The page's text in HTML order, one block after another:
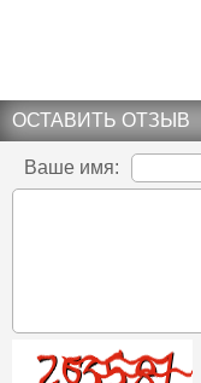
ОСТАВИТЬ ОТЗЫВ
Ваше имя: